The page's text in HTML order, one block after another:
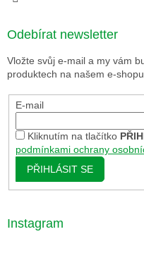
Odebírat newsletter
Vložte svůj e-mail a my vám
produktech na našem e-shopu.
E-mail
Kliknutím na tlačítko
podmínkami ochrany
PŘIHLÁSIT SE
Instagram